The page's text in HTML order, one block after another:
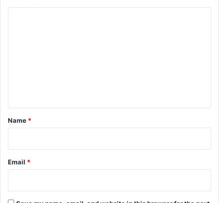
*
Name *
Email *